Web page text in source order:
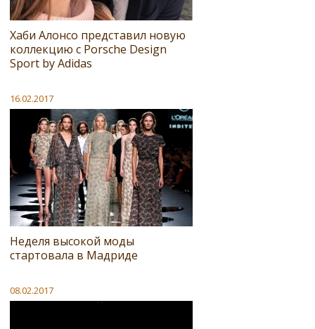
Хаби Алонсо представил новую
коллекцию с Porsche Design
Sport by Adidas
16.02.2017
Неделя высокой моды
стартовала в Мадриде
08.02.2017